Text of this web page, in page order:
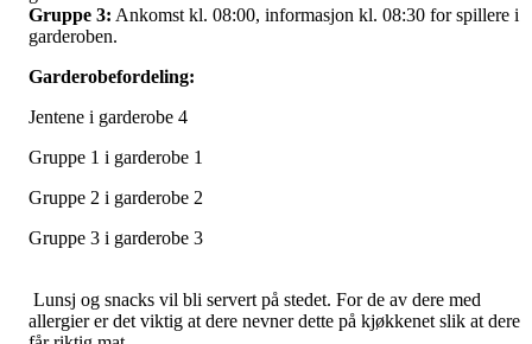
Gruppe 3: Ankomst kl. 08:00, informasjon kl. 08:30 for spillere i
garderoben.
Garderobefordeling:
Jentene i garderobe 4
Gruppe 1 i garderobe 1
Gruppe 2 i garderobe 2
Gruppe 3 i garderobe 3
Lunsj og snacks vil bli servert på stedet. For de av dere med
allergier er det viktig at dere nevner dette på kjøkkenet slik at dere